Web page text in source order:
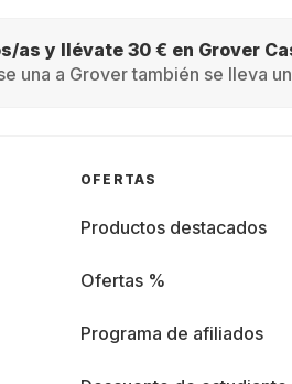
as y llévate 30 € en Grover
una a Grover también se lleva
OFERTAS
Productos destacados
Ofertas %
Programa de afiliados